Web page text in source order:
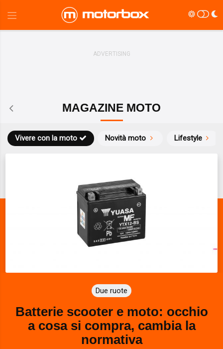
MAGAZINE MOTO
Novità moto
Vivere con la moto Lifestyle
Due ruote
Batterie scooter e moto: occhio
a cosa si compra, cambia la
normativa